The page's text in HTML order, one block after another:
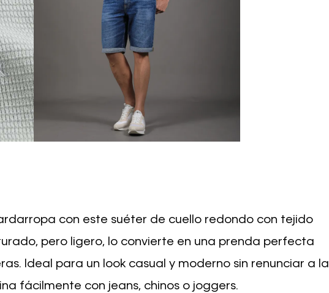
con este suéter de cuello redondo con tejido
pero ligero, lo convierte en una prenda perfecta
Ideal para un look casual y moderno sin renunciar a la
fácilmente con jeans, chinos o joggers.